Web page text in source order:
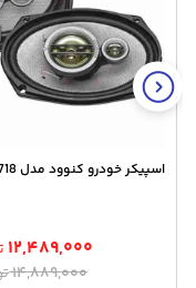
اسپیکر خودرو کنوود مدل KFC-HQ718
۱۴,۸۸۹,۰۰۰
۱۲,۴۸۹,۰۰۰